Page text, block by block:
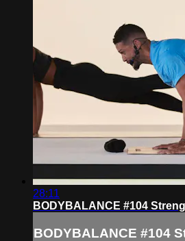
28:11
BODYBALANCE #104
BODYBALANCE #104